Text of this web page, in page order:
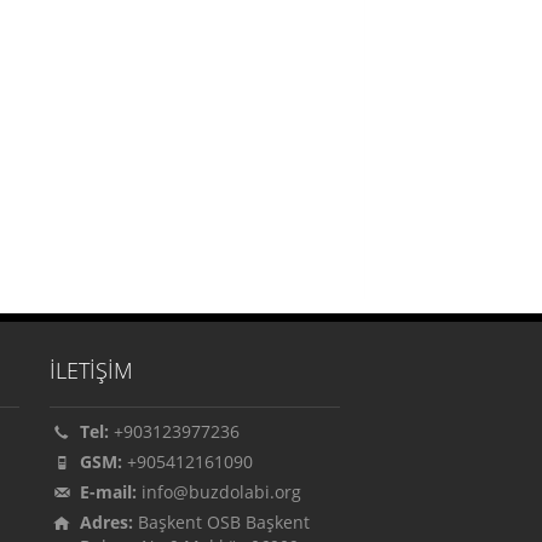
İLETİŞİM
Tel: +903123977236
GSM: +905412161090
E-mail: info@buzdolabi.org
Adres: Başkent OSB Başkent